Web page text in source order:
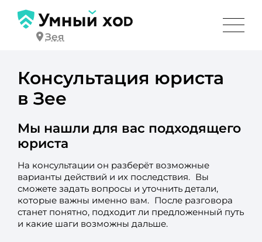
Зея
Консультация юриста
в Зее
Мы нашли для вас подходящего
юриста
На консультации он разберёт возможные
варианты действий и их последствия. Вы
сможете задать вопросы и уточнить детали,
которые важны именно вам. После разговора
станет понятно, подходит ли предложенный путь
и какие шаги возможны дальше.